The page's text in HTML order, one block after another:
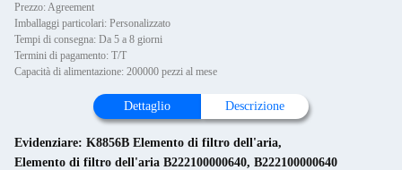
Prezzo: Agreement
Imballaggi particolari: Personalizzato
Tempi di consegna: Da 5 a 8 giorni
Termini di pagamento: T/T
Capacità di alimentazione: 200000 pezzi al mese
Dettaglio Descrizione
Evidenziare: K8856B Elemento di filtro dell'aria,
Elemento di filtro dell'aria B222100000640, B222100000640